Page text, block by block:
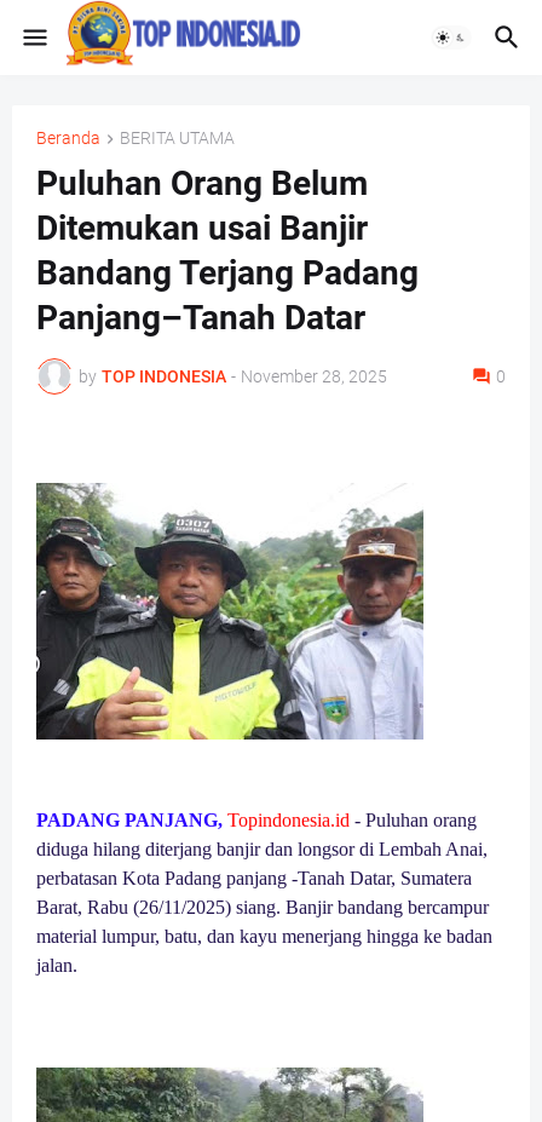
Beranda BERITA UTAMA
Puluhan Orang Belum
Ditemukan usai Banjir
Bandang Terjang Padang
Panjang–Tanah Datar
by TOP INDONESIA - November 28, 2025 0
PADANG PANJANG, Topindonesia.id - Puluhan orang
diduga hilang diterjang banjir dan longsor di Lembah Anai,
perbatasan Kota Padang panjang -Tanah Datar, Sumatera
Barat, Rabu (26/11/2025) siang. Banjir bandang bercampur
material lumpur, batu, dan kayu menerjang hingga ke badan
jalan.